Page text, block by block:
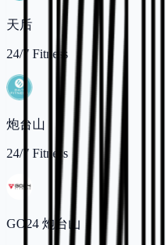
天后
24/7 Fitness
炮台山
24/7 Fitness
GO24 炮台山